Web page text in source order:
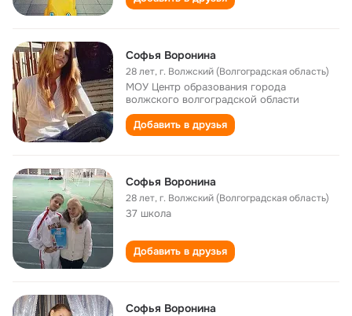
Софья Воронина
28 лет,г. Волжский (Волгоградская область)
МОУ Центр образования города
волжского волгоградской области
Добавить в друзья
Софья Воронина
28 лет,г. Волжский (Волгоградская область)
37 школа
Добавить в друзья
Софья Воронина